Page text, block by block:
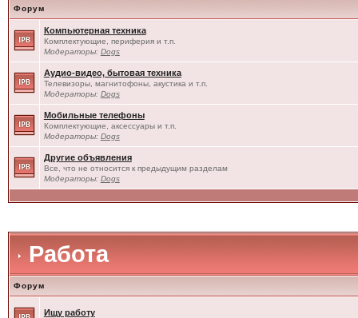
Форум
Компьютерная техника
Комплектующие, периферия и т.п.
Модераторы: Dogs
Аудио-видео, бытовая техника
Телевизоры, магнитофоны, акустика и т.п.
Модераторы: Dogs
Мобильные телефоны
Комплектующие, аксессуары и т.п.
Модераторы: Dogs
Другие объявления
Все, что не относится к предыдущим разделам
Модераторы: Dogs
Работа
Форум
Ищу работу